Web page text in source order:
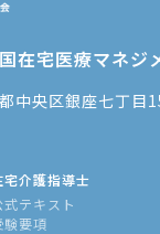
在宅医療マネジ
中央区銀座七丁目
宅介護指導士
式テキスト
験要項